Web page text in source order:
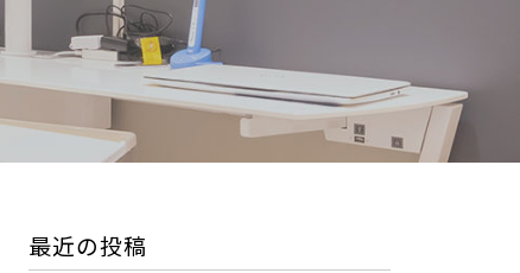
最近の投稿